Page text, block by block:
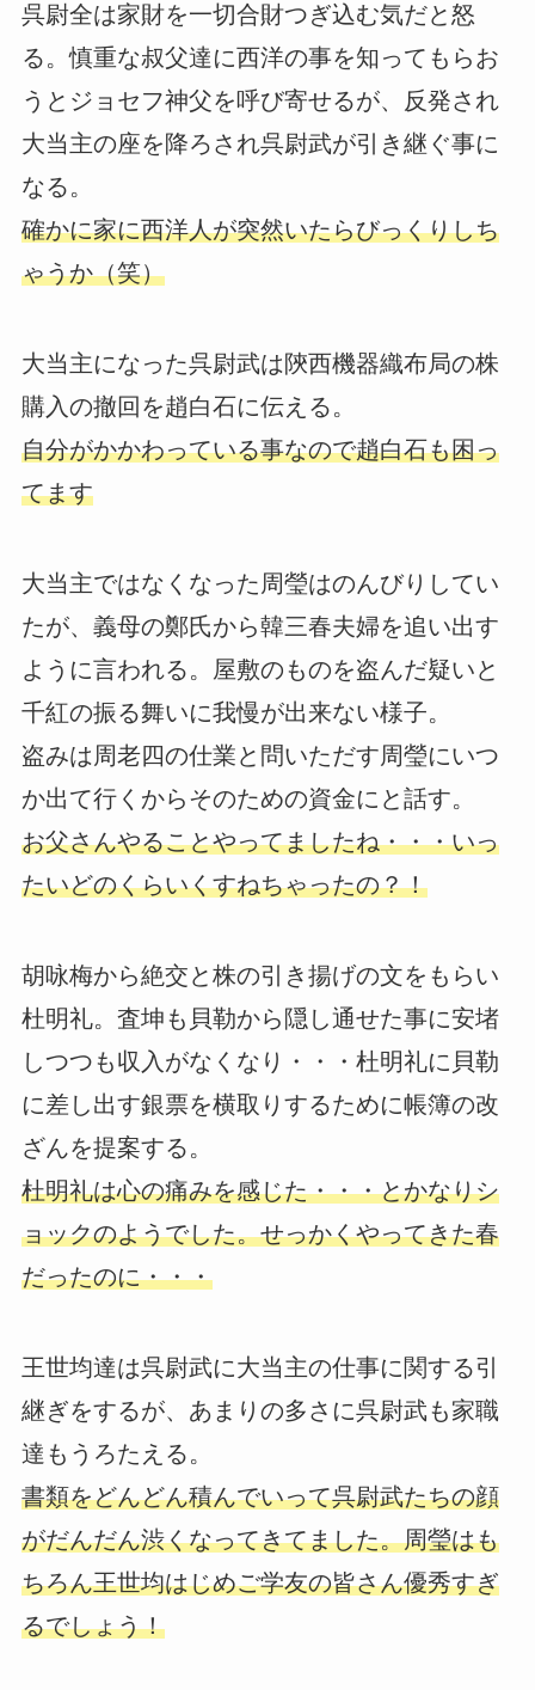
呉尉全は家財を一切合財つぎ込む気だと怒
る。慎重な叔父達に西洋の事を知ってもらお
うとジョセフ神父を呼び寄せるが、反発され
大当主の座を降ろされ呉尉武が引き継ぐ事に
なる。
確かに家に西洋人が突然いたらびっくりしち
ゃうか（笑）
大当主になった呉尉武は陝西機器織布局の株
購入の撤回を趙白石に伝える。
自分がかかわっている事なので趙白石も困っ
てます
大当主ではなくなった周瑩はのんびりしてい
たが、義母の鄭氏から韓三春夫婦を追い出す
ように言われる。屋敷のものを盗んだ疑いと
千紅の振る舞いに我慢が出来ない様子。
盗みは周老四の仕業と問いただす周瑩にいつ
か出て行くからそのための資金にと話す。
お父さんやることやってましたね・・・いっ
たいどのくらいくすねちゃったの？！
胡咏梅から絶交と株の引き揚げの文をもらい
杜明礼。査坤も貝勒から隠し通せた事に安堵
しつつも収入がなくなり・・・杜明礼に貝勒
に差し出す銀票を横取りするために帳簿の改
ざんを提案する。
杜明礼は心の痛みを感じた・・・とかなりシ
ョックのようでした。せっかくやってきた春
だったのに・・・
王世均達は呉尉武に大当主の仕事に関する引
継ぎをするが、あまりの多さに呉尉武も家職
達もうろたえる。
書類をどんどん積んでいって呉尉武たちの顔
がだんだん渋くなってきてました。周瑩はも
ちろん王世均はじめご学友の皆さん優秀すぎ
るでしょう！